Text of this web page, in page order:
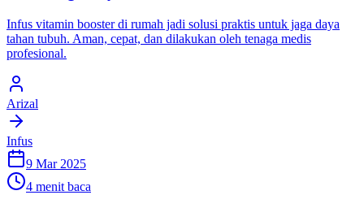
Infus vitamin booster di rumah jadi solusi praktis untuk jaga daya
tahan tubuh. Aman, cepat, dan dilakukan oleh tenaga medis
profesional.
Arizal
Infus
9 Mar 2025
4 menit baca